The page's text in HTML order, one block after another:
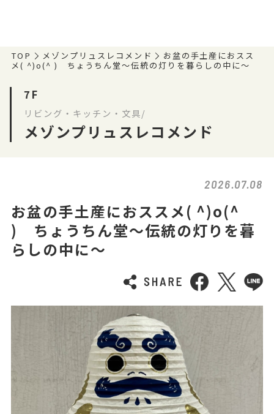
TOP メゾンプリュスレコメンド
お盆の手土産におスス
メ( ^)o(^ ) ちょうちん堂～伝統の灯りを暮らしの中に～
7F
リビング・キッチン・文具/
メゾンプリュスレコメンド
2026.07.08
お盆の手土産におススメ( ^)o(^
) ちょうちん堂～伝統の灯りを暮
らしの中に～